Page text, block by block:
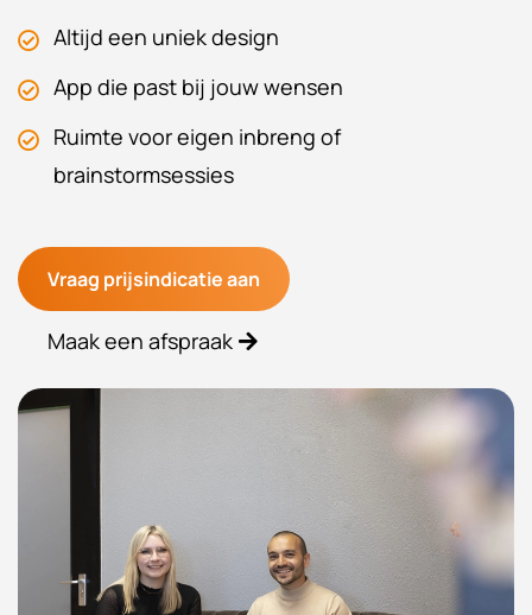
Altijd een uniek design
App die past bij jouw wensen
Ruimte voor eigen inbreng of
brainstormsessies
Vraag prijsindicatie aan
Maak een afspraak